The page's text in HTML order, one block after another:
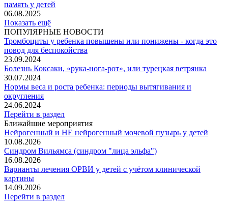
память у детей
06.08.2025
Показать ещё
ПОПУЛЯРНЫЕ НОВОСТИ
Тромбоциты у ребенка повышены или понижены - когда это
повод для беспокойства
23.09.2024
Болезнь Коксаки, «рука-нога-рот», или турецкая ветрянка
30.07.2024
Нормы веса и роста ребенка: периоды вытягивания и
округления
24.06.2024
Перейти в раздел
Ближайшие мероприятия
Нейрогенный и НЕ нейрогенный мочевой пузырь у детей
10.08.2026
Синдром Вильямса (синдром "лица эльфа")
16.08.2026
Варианты лечения ОРВИ у детей с учётом клинической
картины
14.09.2026
Перейти в раздел